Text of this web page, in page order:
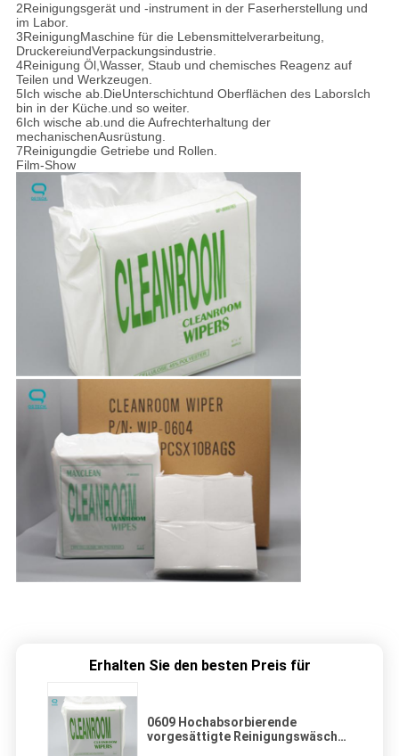
2Reinigungsgerät und -instrument in der Faserherstellung und
im Labor.
3ReinigungMaschine für die Lebensmittelverarbeitung,
DruckereiundVerpackungsindustrie.
4Reinigung Öl,Wasser, Staub und chemisches Reagenz auf
Teilen und Werkzeugen.
5Ich wische ab.DieUnterschichtund Oberflächen des LaborsIch
bin in der Küche.und so weiter.
6Ich wische ab.und die Aufrechterhaltung der
mechanischenAusrüstung.
7Reinigungdie Getriebe und Rollen.
Film-Show
Erhalten Sie den besten Preis für
0609 Hochabsorbierende
vorgesättigte Reinigungswäsche,